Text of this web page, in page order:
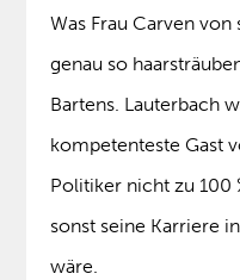
Was Frau Carven
genau so
Bartens. Lauterbach
kompetenteste Gast
Politiker nicht zu 100
sonst seine Karriere
wäre.